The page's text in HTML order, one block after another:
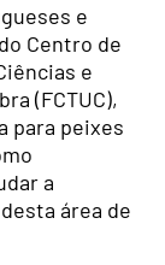
e
Centro de
e
(FCTUC),
para peixes
a
área de